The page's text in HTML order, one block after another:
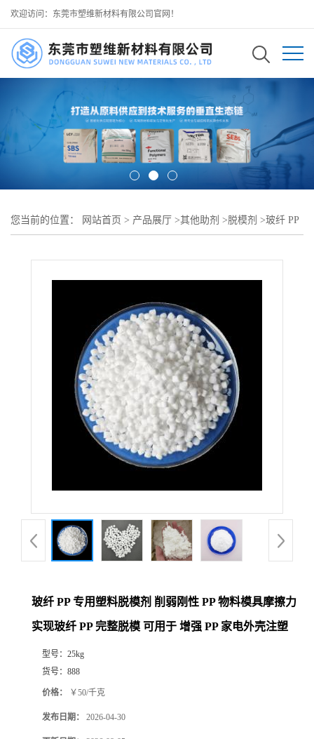
欢迎访问：东莞市塑维新材料有限公司官网！
您当前的位置： 网站首页 > 产品展厅 >其他助剂 >脱模剂 >玻纤 PP
玻纤 PP 专用塑料脱模剂 削弱刚性 PP 物料模具摩擦力
实现玻纤 PP 完整脱模 可用于 增强 PP 家电外壳注塑
型号： 25kg
货号： 888
价格： ￥50/千克
发布日期： 2026-04-30